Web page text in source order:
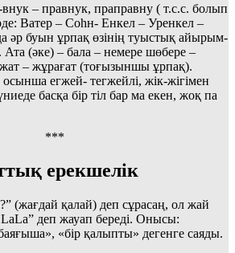
– правнук, праправну ( т.с.с. болып
Ватер – Соһн- Енкел – Уренкел –
әр буын ұрпақ өзінің туыстық айырым-
Ата (әке) – бала – немере шөбере –
– жұрағат (тоғызыншы ұрпақ).
егжей- тегжейлі, жік-жігімен
басқа бір тіл бар ма екен, жоқ па
***
ерекшелік
(жағдай қалай) деп сұрасаң, ол жай
деп жауап береді. Онысы:
«бір қалыпты» дегенге саяды.